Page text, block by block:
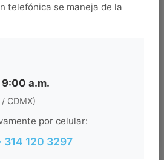
MAZATLÁN
de Mazatlán, el Hotel Playa Mazatlán
hs que ofrece información turística,
deportivas en la región.Necesitas
telefónica se maneja de la
9:00 a.m.
CDMX)
por celular:
314 120 3297